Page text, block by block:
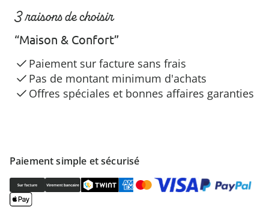
Paiement simple et sécurisé
3 raisons de choisir
“Maison & Confort”
Paiement sur facture sans frais
Pas de montant minimum d'achats
Offres spéciales et bonnes affaires garanties